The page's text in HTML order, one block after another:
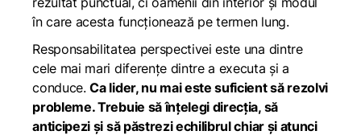
în care acesta funcționează pe termen lung.
Responsabilitatea perspectivei este una dintre
cele mai mari diferențe dintre a executa și a
conduce.Ca lider, nu mai este suficient să rezolvi
probleme. Trebuie să înțelegi direcția, să
anticipezi și să păstrezi echilibrul chiar și atunci